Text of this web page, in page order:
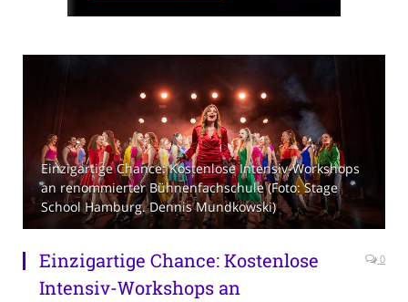
Einzigartige Chance: Kostenlose Intensiv-Workshops
an renommierter Bühnenfachschule (Foto: Stage
School Hamburg. Dennis Mundkowski)
Einzigartige Chance: Kostenlose
Intensiv-Workshops an
0